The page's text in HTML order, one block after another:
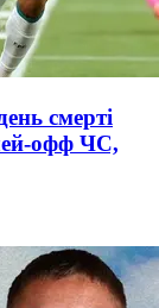
смерті
офф ЧС,